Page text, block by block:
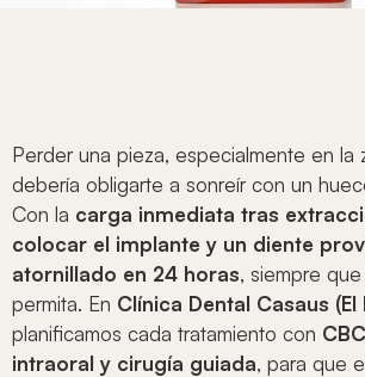
Perder una pieza, especialmente en la
debería obligarte a sonreír con un
Con la carga inmediata tras
colocar el implante y un diente
atornillado en 24 horas, siempre
permita. En Clínica Dental Casaus (El
planificamos cada tratamiento con
intraoral y cirugía guiada, para que